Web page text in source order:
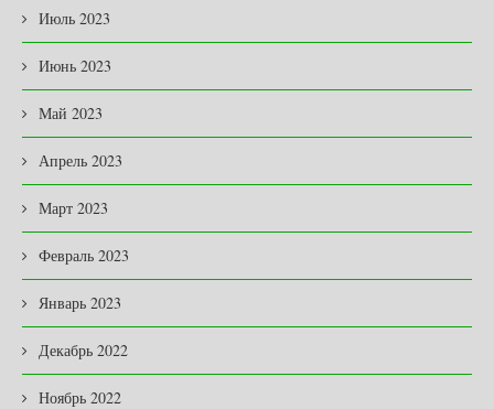
Июль 2023
Июнь 2023
Май 2023
Апрель 2023
Март 2023
Февраль 2023
Январь 2023
Декабрь 2022
Ноябрь 2022